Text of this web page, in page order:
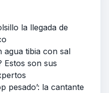
la llegada de
agua tibia con sal
Estos son sus
pesado’: la cantante